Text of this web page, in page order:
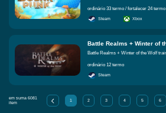
ordinário 33 termo / fortalecer 24 termo
Steam Xbox
ordinário 12 termo
Steam
em suma 6081
item
1 2 3 4 5 6